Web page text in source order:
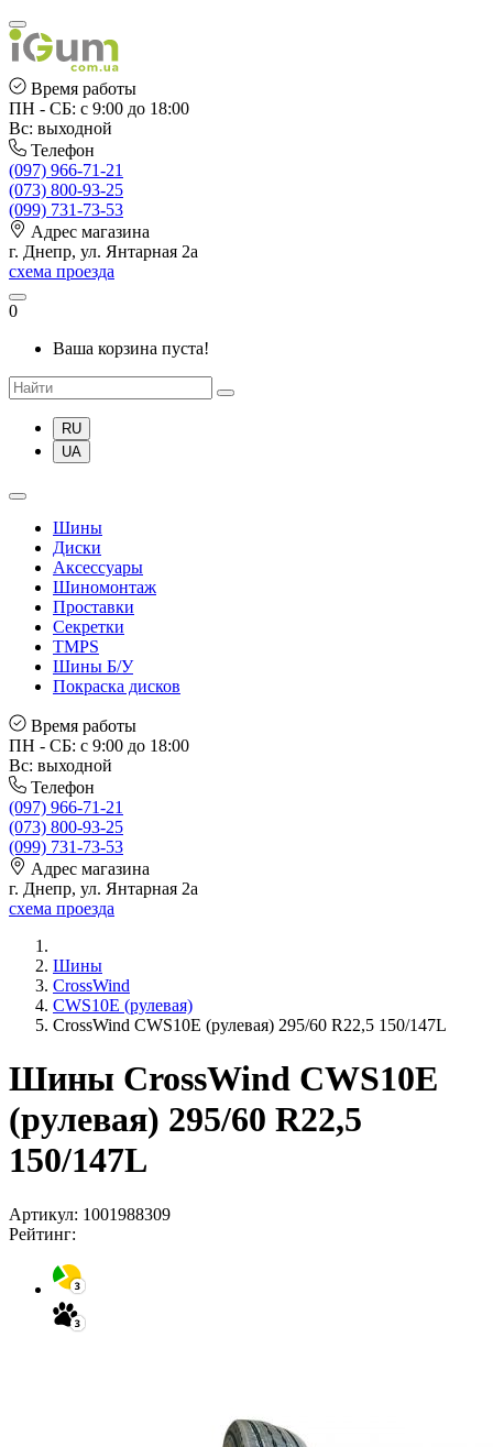
Время работы
ПН - СБ: с 9:00 до 18:00
Вс: выходной
Телефон
(097) 966-71-21
(073) 800-93-25
(099) 731-73-53
Адрес магазина
г. Днепр, ул. Янтарная 2а
схема проезда
0
Ваша корзина пуста!
RU
UA
Шины
Диски
Аксессуары
Шиномонтаж
Проставки
Секретки
TMPS
Шины Б/У
Покраска дисков
Время работы
ПН - СБ: с 9:00 до 18:00
Вс: выходной
Телефон
(097) 966-71-21
(073) 800-93-25
(099) 731-73-53
Адрес магазина
г. Днепр, ул. Янтарная 2а
схема проезда
Шины
CrossWind
CWS10E (рулевая)
CrossWind CWS10E (рулевая) 295/60 R22,5 150/147L
Шины CrossWind CWS10E
(рулевая) 295/60 R22,5
150/147L
Артикул: 1001988309
Рейтинг: